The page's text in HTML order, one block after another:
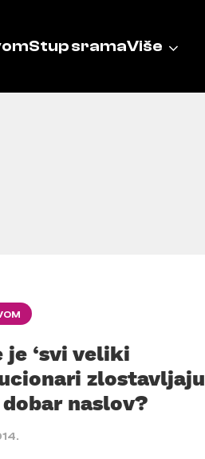
Stup sramaViše
je ‘svi veliki
zlostavljaju
dobar naslov?